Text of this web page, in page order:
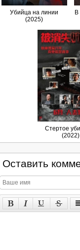
Убийца на линии
(2025)
В
Стертое
(2022)
Оставить